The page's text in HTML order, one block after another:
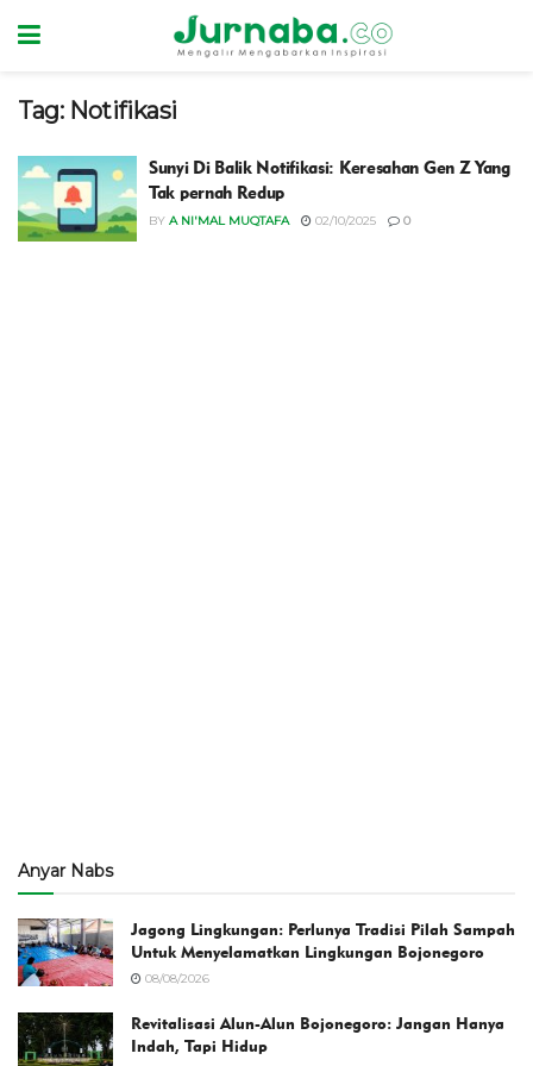
Tag: Notifikasi
Sunyi Di Balik Notifikasi: Keresahan Gen Z Yang
Tak pernah Redup
BY A NI'MAL MUQTAFA 02/10/2025 0
Anyar Nabs
Jagong Lingkungan: Perlunya Tradisi Pilah Sampah
Untuk Menyelamatkan Lingkungan Bojonegoro
08/08/2026
Revitalisasi Alun-Alun Bojonegoro: Jangan Hanya
Indah, Tapi Hidup